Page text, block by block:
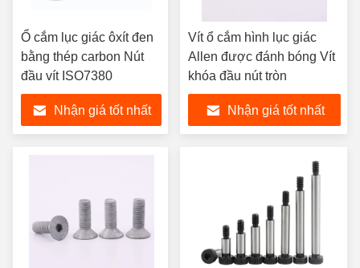
Ổ cắm lục giác ôxít đen
bằng thép carbon Nút
đầu vít ISO7380
Nhận giá tốt nhất
Vít ổ cắm hình lục giác
Allen được đánh bóng Vít
khóa đầu nút tròn
Nhận giá tốt nhất